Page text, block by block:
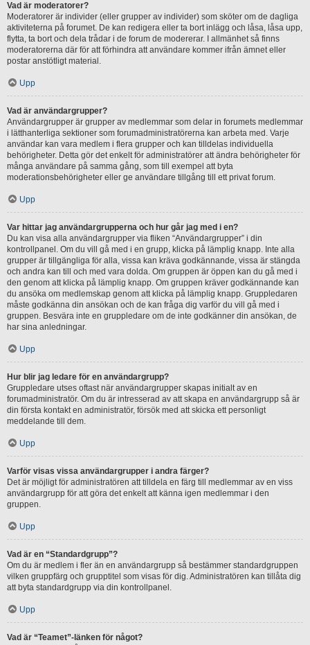
Vad är moderatorer?
Moderatorer är individer (eller grupper av individer) som sköter om de dagliga
aktiviteterna på forumet. De kan redigera eller ta bort inlägg och låsa, låsa upp,
flytta, ta bort och dela trådar i de forum de modererar. I allmänhet så finns
moderatorerna där för att förhindra att användare kommer ifrån ämnet eller
postar anstötligt material.
Upp
Vad är användargrupper?
Användargrupper är grupper av medlemmar som delar in forumets medlemmar
i lätthanterliga sektioner som forumadministratörerna kan arbeta med. Varje
användar kan vara medlem i flera grupper och kan tilldelas individuella
behörigheter. Detta gör det enkelt för administratörer att ändra behörigheter för
många användare på samma gång, som till exempel att byta
moderationsbehörigheter eller ge användare tillgång till ett privat forum.
Upp
Var hittar jag användargrupperna och hur går jag med i en?
Du kan visa alla användargrupper via fliken “Användargrupper” i din
kontrollpanel. Om du vill gå med i en grupp, klicka på lämplig knapp. Inte alla
grupper är tillgängliga för alla, vissa kan kräva godkännande, vissa är stängda
och andra kan till och med vara dolda. Om gruppen är öppen kan du gå med i
den genom att klicka på lämplig knapp. Om gruppen kräver godkännande kan
du ansöka om medlemskap genom att klicka på lämplig knapp. Gruppledaren
måste godkänna din ansökan och de kan fråga dig varför du vill gå med i
gruppen. Besvära inte en gruppledare om de inte godkänner din ansökan, de
har sina anledningar.
Upp
Hur blir jag ledare för en användargrupp?
Gruppledare utses oftast när användargrupper skapas initialt av en
forumadministratör. Om du är intresserad av att skapa en användargrupp så är
din första kontakt en administratör, försök med att skicka ett personligt
meddelande till dem.
Upp
Varför visas vissa användargrupper i andra färger?
Det är möjligt för administratören att tilldela en färg till medlemmar av en viss
användargrupp för att göra det enkelt att känna igen medlemmar i den
gruppen.
Upp
Vad är en “Standardgrupp”?
Om du är medlem i fler än en användargrupp så bestämmer standardgruppen
vilken gruppfärg och grupptitel som visas för dig. Administratören kan tillåta dig
att byta standardgrupp via din kontrollpanel.
Upp
Vad är “Teamet”-länken för något?